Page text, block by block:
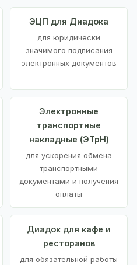
ЭЦП для Диадока
для юридически
значимого подписания
электронных документов
Электронные
транспортные
накладные (ЭТрН)
для ускорения обмена
транспортными
документами и получения
оплаты
Диадок для кафе и
ресторанов
для обязательной работы